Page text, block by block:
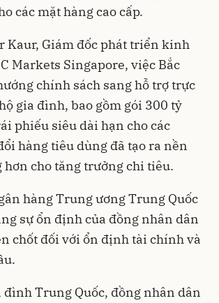
các mặt hàng cao cấp.
Kaur, Giám đốc phát triển kinh
Markets Singapore, việc Bắc
chính sách sang hỗ trợ trực
gia đình, bao gồm gói 300 tỷ
phiếu siêu dài hạn cho các
hàng tiêu dùng đã tạo ra nền
hơn cho tăng trưởng chi tiêu.
hàng Trung ương Trung Quốc
sự ổn định của đồng nhân dân
chốt đối với ổn định tài chính và
đình Trung Quốc, đồng nhân dân